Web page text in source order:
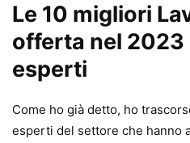
Le 10 migliori
offerta nel 2023
esperti
Come ho già detto, ho
esperti del settore che hanno